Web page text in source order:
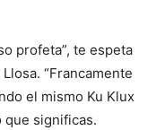
profeta”, te espeta
“Francamente
el mismo Ku Klux
que significas.